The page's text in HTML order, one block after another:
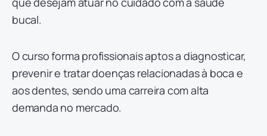
bucal.
O curso forma profissionais aptos a diagnosticar,
prevenir e tratar doenças relacionadas à boca e
aos dentes, sendo uma carreira com alta
demanda no mercado.